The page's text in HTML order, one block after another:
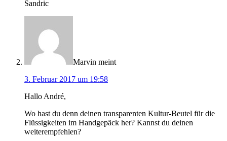
Sandric
Marvin meint
3. Februar 2017 um 19:58
Hallo André,
Wo hast du denn deinen transparenten Kultur-Beutel für die
Flüssigkeiten im Handgepäck her? Kannst du deinen
weiterempfehlen?